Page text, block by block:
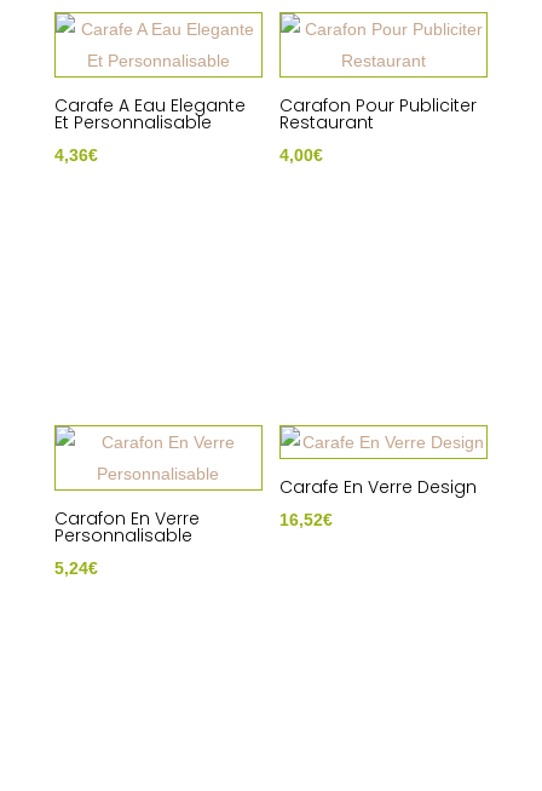
Carafe A Eau Elegante
Et Personnalisable
4,36€
Carafon Pour Publiciter
Restaurant
4,00€
Carafon En Verre
Personnalisable
5,24€
Carafe En Verre Design
16,52€